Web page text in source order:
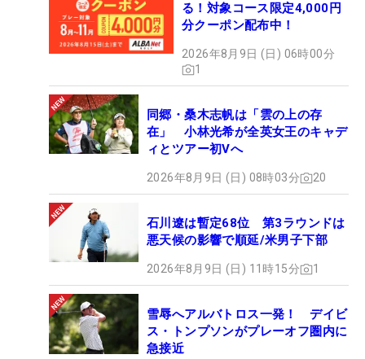
る！対象コース限定4,000円
分クーポン配布中！
2026年8月9日 (日) 06時00分
1
同郷・桑木志帆は「雲の上の存
在」 小林光希が全英女王のキャデ
ィとツアー初Vへ
2026年8月9日 (日) 08時03分 20
石川遼は暫定68位 第3ラウンドは
悪天候の影響で順延/米男子下部
2026年8月9日 (日) 11時15分 1
雪辱へアルバトロス一発！ デイビ
ス・トンプソンがプレーオフ圏内に
急接近